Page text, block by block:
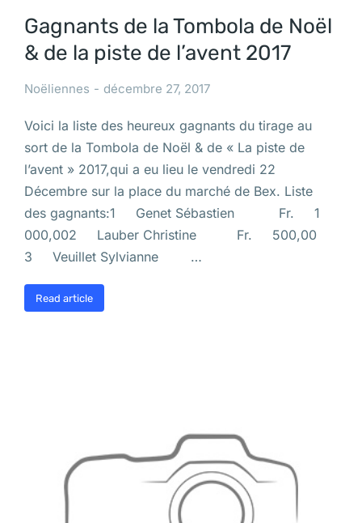
Gagnants de la Tombola de Noël
& de la piste de l’avent 2017
Noëliennes décembre 27, 2017
Voici la liste des heureux gagnants du tirage au
sort de la Tombola de Noël & de « La piste de
l’avent » 2017,qui a eu lieu le vendredi 22
Décembre sur la place du marché de Bex. Liste
des gagnants:1 Genet Sébastien Fr. 1
000,002 Lauber Christine Fr. 500,00
3 Veuillet Sylvianne …
Read article